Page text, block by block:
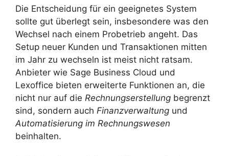
Die Entscheidung für ein geeignetes System
sollte gut überlegt sein, insbesondere was den
Wechsel nach einem Probetrieb angeht. Das
Setup neuer Kunden und Transaktionen mitten
im Jahr zu wechseln ist meist nicht ratsam.
Anbieter wie Sage Business Cloud und
Lexoffice bieten erweiterte Funktionen an, die
nicht nur auf die Rechnungserstellung begrenzt
sind, sondern auch Finanzverwaltung und
Automatisierung im Rechnungswesen
beinhalten.